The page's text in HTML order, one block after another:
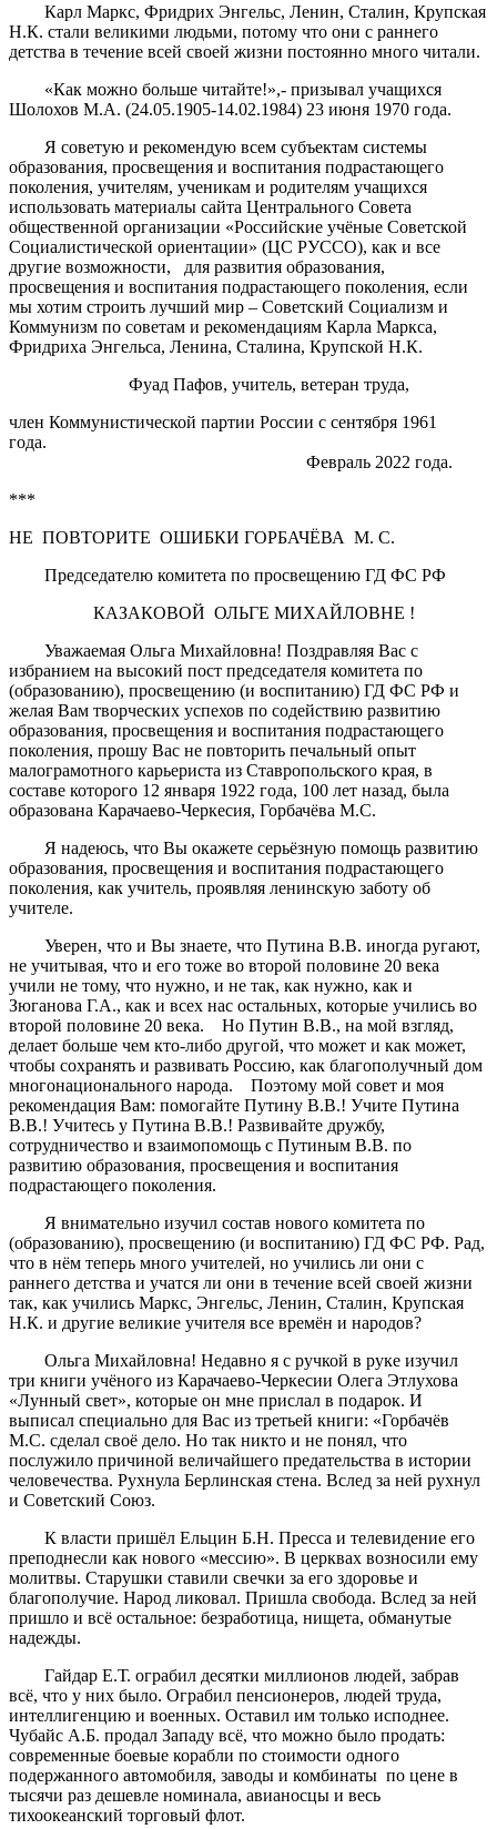
Карл Маркс, Фридрих Энгельс, Ленин, Сталин, Крупская
Н.К. стали великими людьми, потому что они с раннего
детства в течение всей своей жизни постоянно много читали.
«Как можно больше читайте!»,- призывал учащихся
Шолохов М.А. (24.05.1905-14.02.1984) 23 июня 1970 года.
Я советую и рекомендую всем субъектам системы
образования, просвещения и воспитания подрастающего
поколения, учителям, ученикам и родителям учащихся
использовать материалы сайта Центрального Совета
общественной организации «Российские учёные Советской
Социалистической ориентации» (ЦС РУССО), как и все
другие возможности, для развития образования,
просвещения и воспитания подрастающего поколения, если
мы хотим строить лучший мир – Советский Социализм и
Коммунизм по советам и рекомендациям Карла Маркса,
Фридриха Энгельса, Ленина, Сталина, Крупской Н.К.
Фуад Пафов, учитель, ветеран труда,
член Коммунистической партии России с сентября 1961
года.
Февраль 2022 года.
***
НЕ ПОВТОРИТЕ ОШИБКИ ГОРБАЧЁВА М. С.
Председателю комитета по просвещению ГД ФС РФ
КАЗАКОВОЙ ОЛЬГЕ МИХАЙЛОВНЕ !
Уважаемая Ольга Михайловна! Поздравляя Вас с
избранием на высокий пост председателя комитета по
(образованию), просвещению (и воспитанию) ГД ФС РФ и
желая Вам творческих успехов по содействию развитию
образования, просвещения и воспитания подрастающего
поколения, прошу Вас не повторить печальный опыт
малограмотного карьериста из Ставропольского края, в
составе которого 12 января 1922 года, 100 лет назад, была
образована Карачаево-Черкесия, Горбачёва М.С.
Я надеюсь, что Вы окажете серьёзную помощь развитию
образования, просвещения и воспитания подрастающего
поколения, как учитель, проявляя ленинскую заботу об
учителе.
Уверен, что и Вы знаете, что Путина В.В. иногда ругают,
не учитывая, что и его тоже во второй половине 20 века
учили не тому, что нужно, и не так, как нужно, как и
Зюганова Г.А., как и всех нас остальных, которые учились во
второй половине 20 века. Но Путин В.В., на мой взгляд,
делает больше чем кто-либо другой, что может и как может,
чтобы сохранять и развивать Россию, как благополучный дом
многонационального народа. Поэтому мой совет и моя
рекомендация Вам: помогайте Путину В.В.! Учите Путина
В.В.! Учитесь у Путина В.В.! Развивайте дружбу,
сотрудничество и взаимопомощь с Путиным В.В. по
развитию образования, просвещения и воспитания
подрастающего поколения.
Я внимательно изучил состав нового комитета по
(образованию), просвещению (и воспитанию) ГД ФС РФ. Рад,
что в нём теперь много учителей, но учились ли они с
раннего детства и учатся ли они в течение всей своей жизни
так, как учились Маркс, Энгельс, Ленин, Сталин, Крупская
Н.К. и другие великие учителя все времён и народов?
Ольга Михайловна! Недавно я с ручкой в руке изучил
три книги учёного из Карачаево-Черкесии Олега Этлухова
«Лунный свет», которые он мне прислал в подарок. И
выписал специально для Вас из третьей книги: «Горбачёв
М.С. сделал своё дело. Но так никто и не понял, что
послужило причиной величайшего предательства в истории
человечества. Рухнула Берлинская стена. Вслед за ней рухнул
и Советский Союз.
К власти пришёл Ельцин Б.Н. Пресса и телевидение его
преподнесли как нового «мессию». В церквах возносили ему
молитвы. Старушки ставили свечки за его здоровье и
благополучие. Народ ликовал. Пришла свобода. Вслед за ней
пришло и всё остальное: безработица, нищета, обманутые
надежды.
Гайдар Е.Т. ограбил десятки миллионов людей, забрав
всё, что у них было. Ограбил пенсионеров, людей труда,
интеллигенцию и военных. Оставил им только исподнее.
Чубайс А.Б. продал Западу всё, что можно было продать:
современные боевые корабли по стоимости одного
подержанного автомобиля, заводы и комбинаты по цене в
тысячи раз дешевле номинала, авианосцы и весь
тихоокеанский торговый флот.